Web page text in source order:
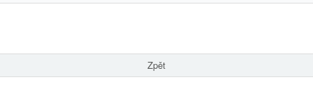
Zpět